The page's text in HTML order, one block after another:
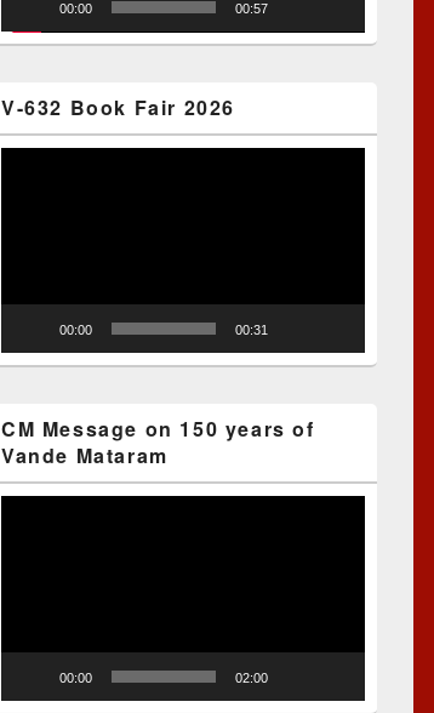
00:00 00:57
V-632 Book Fair 2026
00:00 00:31
CM Message on 150 years of
Vande Mataram
00:00 02:00